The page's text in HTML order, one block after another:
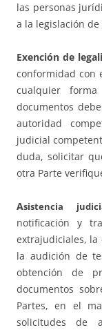
las personas
a la legislación
Exención de
conformidad con
cualquier
documentos
autoridad
judicial
duda, solicitar
otra Parte
Asistencia
notificación y
extrajudiciales, la
la audición de
obtención de
documentos
Partes, en el
solicitudes de